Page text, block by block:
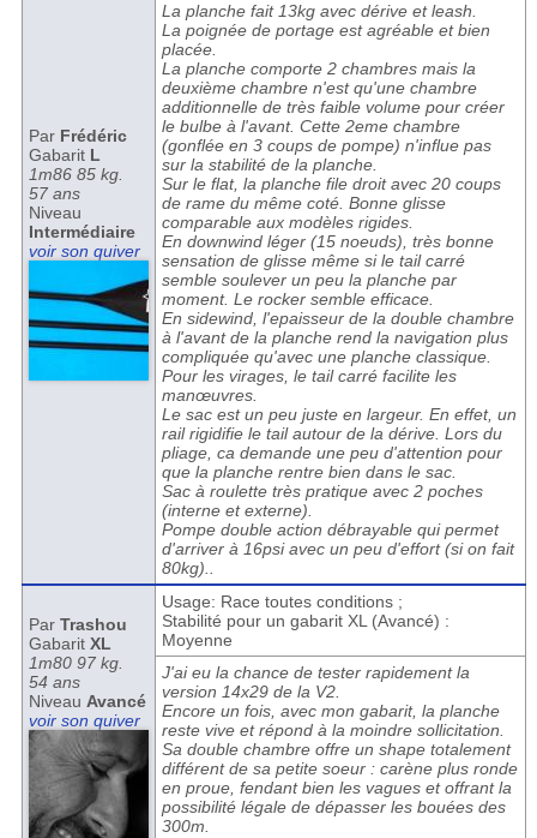
Par Frédéric
Gabarit L
1m86 85 kg.
57 ans
Niveau
Intermédiaire
voir son quiver
La planche fait 13kg avec dérive et leash.
La poignée de portage est agréable et bien
placée.
La planche comporte 2 chambres mais la
deuxième chambre n'est qu'une chambre
additionnelle de très faible volume pour créer
le bulbe à l'avant. Cette 2eme chambre
(gonflée en 3 coups de pompe) n'influe pas
sur la stabilité de la planche.
Sur le flat, la planche file droit avec 20 coups
de rame du même coté. Bonne glisse
comparable aux modèles rigides.
En downwind léger (15 noeuds), très bonne
sensation de glisse même si le tail carré
semble soulever un peu la planche par
moment. Le rocker semble efficace.
En sidewind, l'epaisseur de la double chambre
à l'avant de la planche rend la navigation plus
compliquée qu'avec une planche classique.
Pour les virages, le tail carré facilite les
manœuvres.
Le sac est un peu juste en largeur. En effet, un
rail rigidifie le tail autour de la dérive. Lors du
pliage, ca demande une peu d'attention pour
que la planche rentre bien dans le sac.
Sac à roulette très pratique avec 2 poches
(interne et externe).
Pompe double action débrayable qui permet
d'arriver à 16psi avec un peu d'effort (si on fait
80kg)..
Par Trashou
Gabarit XL
1m80 97 kg.
54 ans
Niveau Avancé
voir son quiver
Usage: Race toutes conditions ;
Stabilité pour un gabarit XL (Avancé) :
Moyenne
J'ai eu la chance de tester rapidement la
version 14x29 de la V2.
Encore un fois, avec mon gabarit, la planche
reste vive et répond à la moindre sollicitation.
Sa double chambre offre un shape totalement
différent de sa petite soeur : carène plus ronde
en proue, fendant bien les vagues et offrant la
possibilité légale de dépasser les bouées des
300m.